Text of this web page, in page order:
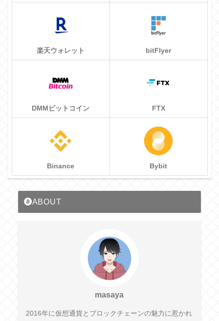
楽天ウォレット bitFlyer
DMMビットコイン FTX
Binance Bybit
ABOUT
masaya
2016年に仮想通貨とブロックチェーンの魅力に惹かれ